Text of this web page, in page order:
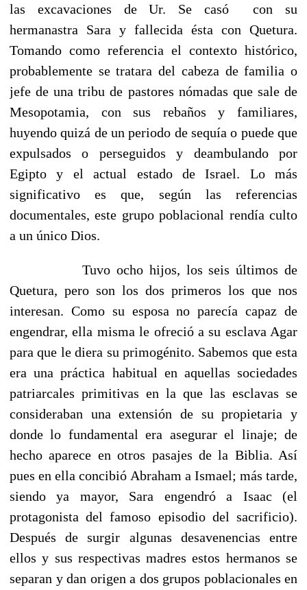
las excavaciones de Ur. Se casó con su
hermanastra Sara y fallecida ésta con Quetura.
Tomando como referencia el contexto histórico,
probablemente se tratara del cabeza de familia o
jefe de una tribu de pastores nómadas que sale de
Mesopotamia, con sus rebaños y familiares,
huyendo quizá de un periodo de sequía o puede que
expulsados o perseguidos y deambulando por
Egipto y el actual estado de Israel. Lo más
significativo es que, según las referencias
documentales, este grupo poblacional rendía culto
a un único Dios.
Tuvo ocho hijos, los seis últimos de
Quetura, pero son los dos primeros los que nos
interesan. Como su esposa no parecía capaz de
engendrar, ella misma le ofreció a su esclava Agar
para que le diera su primogénito. Sabemos que esta
era una práctica habitual en aquellas sociedades
patriarcales primitivas en la que las esclavas se
consideraban una extensión de su propietaria y
donde lo fundamental era asegurar el linaje; de
hecho aparece en otros pasajes de la Biblia. Así
pues en ella concibió Abraham a Ismael; más tarde,
siendo ya mayor, Sara engendró a Isaac (el
protagonista del famoso episodio del sacrificio).
Después de surgir algunas desavenencias entre
ellos y sus respectivas madres estos hermanos se
separan y dan origen a dos grupos poblacionales en